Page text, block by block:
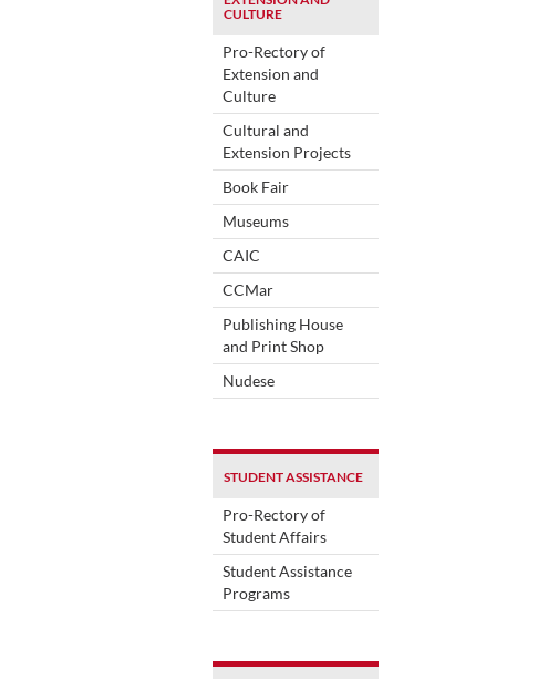
CULTURE
Pro-Rectory of
Extension and
Culture
Cultural and
Extension Projects
Book Fair
Museums
CAIC
CCMar
Publishing House
and Print Shop
Nudese
STUDENT ASSISTANCE
Pro-Rectory of
Student Affairs
Student Assistance
Programs